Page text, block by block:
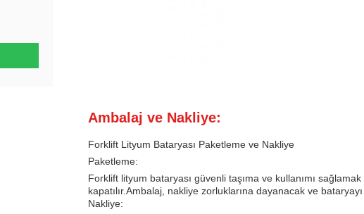
Ambalaj ve Nakliye:
Forklift Lityum Bataryası Paketleme ve Nakliye
Paketleme:
Forklift lityum bataryası güvenli taşıma ve kullanımı
kapatılır.Ambalaj, nakliye zorluklarına dayanacak ve
Nakliye: